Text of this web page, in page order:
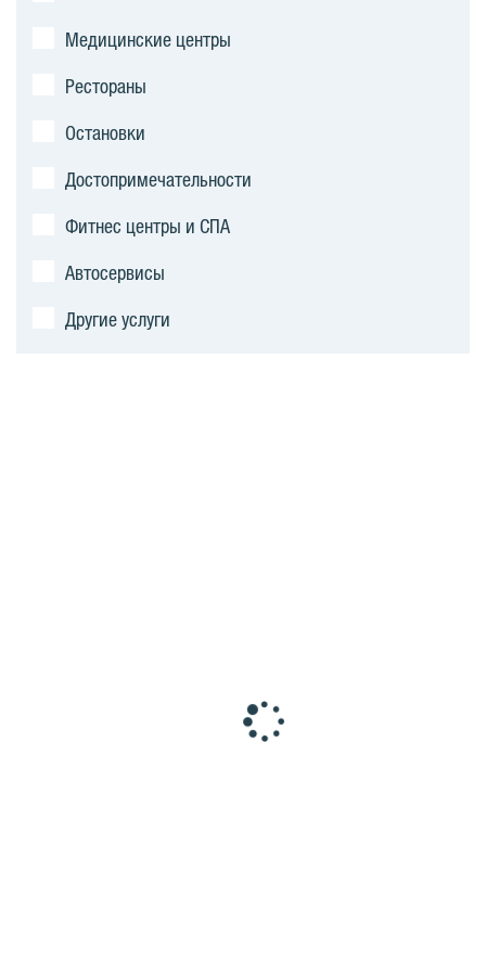
Медицинские центры
Рестораны
Остановки
Достопримечательности
Фитнес центры и СПА
Автосервисы
Другие услуги